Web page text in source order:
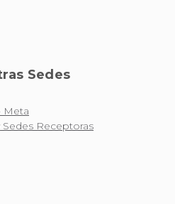
Sedes
Meta
Receptoras